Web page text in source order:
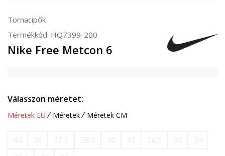
Tornacipők
Termékkód: HQ7399-200
Nike Free Metcon 6
Válasszon méretet:
Méretek EU Méretek Méretek CM